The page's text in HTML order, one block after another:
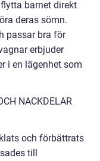
barnet direkt
deras sömn.
passar bra för
erbjuder
i en lägenhet som
NACKDELAR
och förbättrats
till